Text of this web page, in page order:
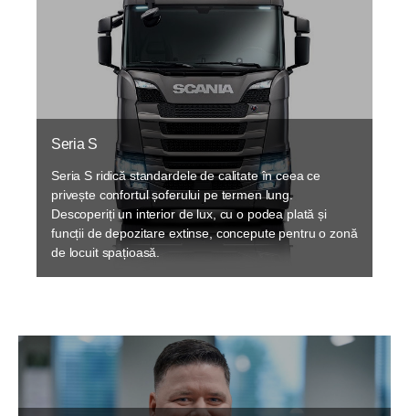
Seria S
Seria S ridică standardele de calitate în ceea ce
privește confortul șoferului pe termen lung.
Descoperiți un interior de lux, cu o podea plată și
funcții de depozitare extinse, concepute pentru o zonă
de locuit spațioasă.